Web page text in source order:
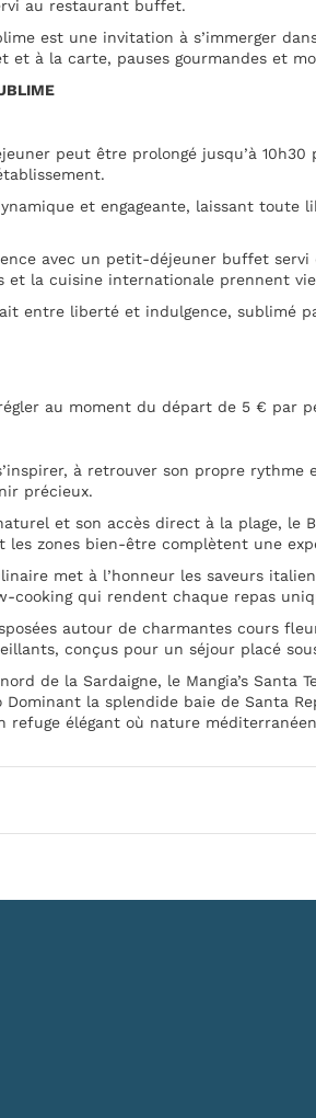
de la Sardaigne, le Mangia’s
la splendide baie de Santa
refuge élégant où nature
autour de charmantes cours
conçus pour un séjour placé
met à l’honneur les saveurs
cooking qui rendent chaque repas
et son accès direct à la plage,
les zones bien-être complètent une
à retrouver son propre
précieux.
au moment du départ de 5 € par
entre liberté et indulgence, sublimé
avec un petit-déjeuner buffet
et la cuisine internationale prennent
et engageante, laissant
peut être prolongé jusqu’à
est une invitation à s’immerger
et à la carte, pauses gourmandes et
au restaurant buffet.